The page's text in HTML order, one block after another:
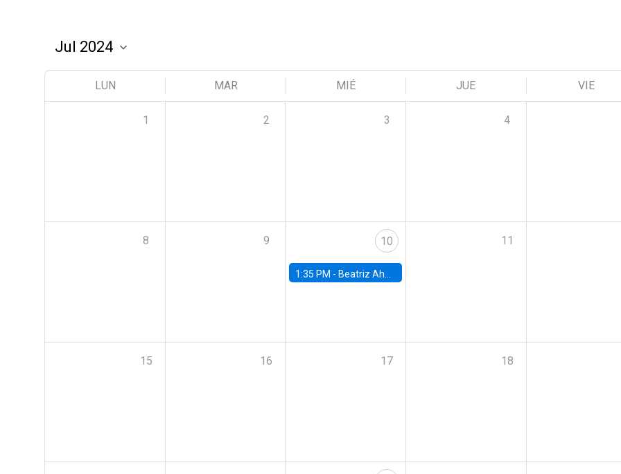
LUN MAR MIÉ JUE VIE
1 2 3 4
8 9 10
1:35 PM - Beatriz Ahumada, PhD candidate, Universidad de Pittsburgh
11
15 16 17 18